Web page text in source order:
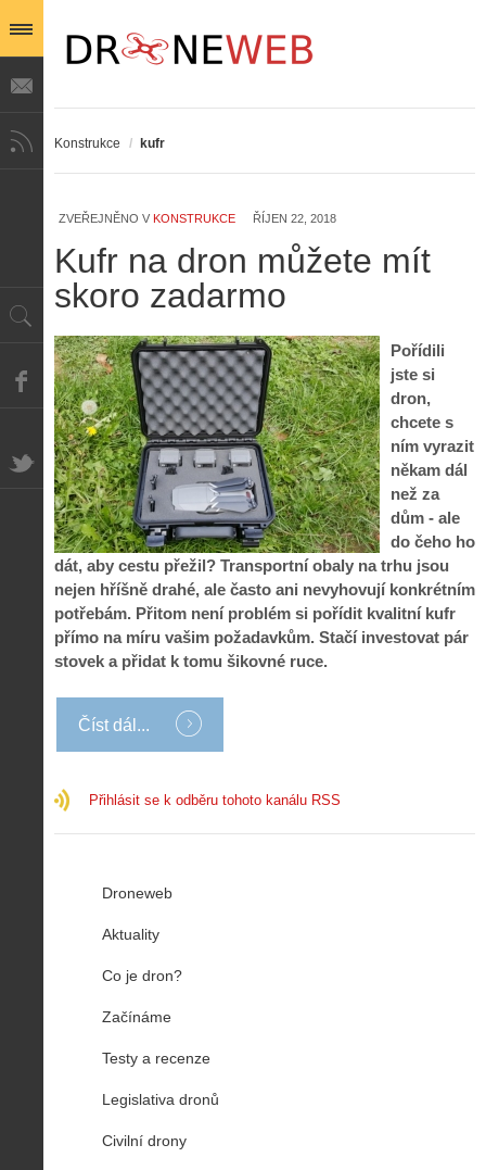
Konstrukce / kufr
ZVEŘEJNĚNO V KONSTRUKCE ŘÍJEN 22, 2018
Kufr na dron můžete mít
skoro zadarmo
Pořídili
jste si
dron,
chcete s
ním vyrazit
někam dál
než za
dům - ale
do čeho ho
dát, aby cestu přežil? Transportní obaly na trhu jsou
nejen hříšně drahé, ale často ani nevyhovují konkrétním
potřebám. Přitom není problém si pořídit kvalitní kufr
přímo na míru vašim požadavkům. Stačí investovat pár
stovek a přidat k tomu šikovné ruce.
Číst dál...
Přihlásit se k odběru tohoto kanálu RSS
Droneweb
Aktuality
Co je dron?
Začínáme
Testy a recenze
Legislativa dronů
Civilní drony